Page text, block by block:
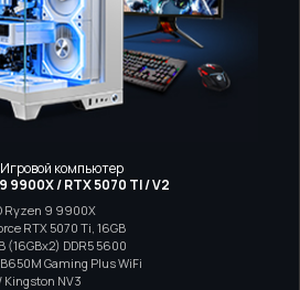
Игровой компьютер
9900X / RTX 5070 TI / V2
Ryzen 9 9900X
RTX 5070 Ti, 16GB
(16GBx2) DDR5 5600
Gaming Plus WiFi
Kingston NV3